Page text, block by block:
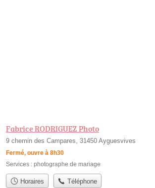
Fabrice RODRIGUEZ Photo
9 chemin des Campares, 31450 Ayguesvives
Fermé, ouvre à 8h30
Services : photographe de mariage
Horaires Téléphone